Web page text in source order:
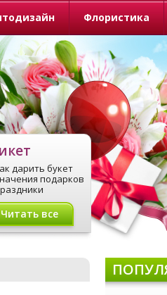
Флористика
дарить букет
подарков
Читать все